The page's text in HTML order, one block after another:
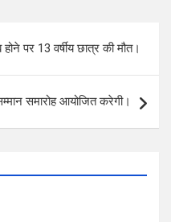
ar
e
पर 13 वर्षीय छात्र की मौत।
समारोह आयोजित करेगी।